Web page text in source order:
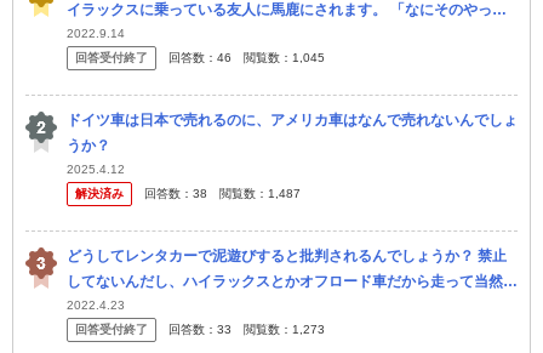
イラックスに乗っている友人に馬鹿にされます。 「なにそのやっす
い車 貧乏人の大学生と同レベルやん」などと言われます。 確かにハ
イラッ...
2022.9.14
回答受付終了
回答数： 46 閲覧数： 1,045
ドイツ車は日本で売れるのに、アメリカ車はなんで売れないんでしょ
うか？
2025.4.12
解決済み
回答数： 38 閲覧数： 1,487
どうしてレンタカーで泥遊びすると批判されるんでしょうか？ 禁止
してないんだし、ハイラックスとかオフロード車だから走って当然で
すよね？
2022.4.23
回答受付終了
回答数： 33 閲覧数： 1,273